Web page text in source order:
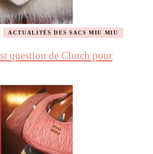
ACTUALITÉS DES SACS MIU MIU
question de Clutch pour